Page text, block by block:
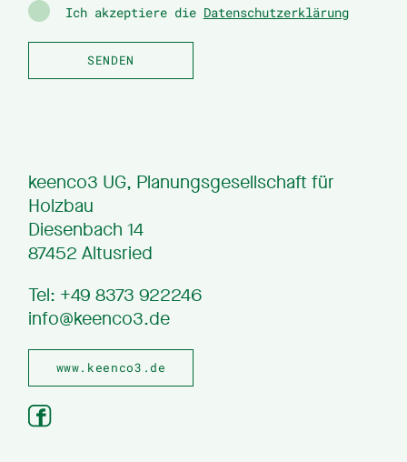
Ich akzeptiere die Datenschutzerklärung
keenco3 UG, Planungsgesellschaft für
Holzbau
Diesenbach 14
87452 Altusried
Tel: +49 8373 922246
info@keenco3.de
www.keenco3.de